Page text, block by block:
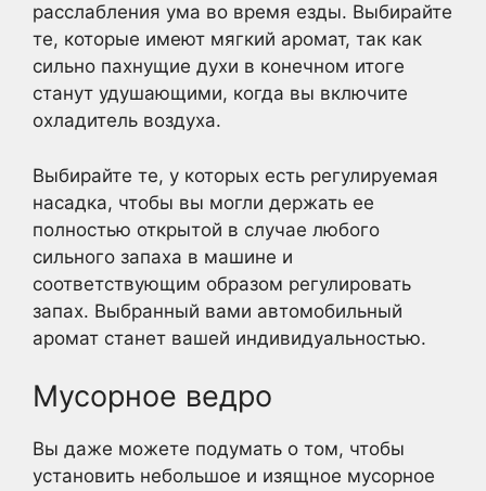
расслабления ума во время езды. Выбирайте
те, которые имеют мягкий аромат, так как
сильно пахнущие духи в конечном итоге
станут удушающими, когда вы включите
охладитель воздуха.
Выбирайте те, у которых есть регулируемая
насадка, чтобы вы могли держать ее
полностью открытой в случае любого
сильного запаха в машине и
соответствующим образом регулировать
запах. Выбранный вами автомобильный
аромат станет вашей индивидуальностью.
Мусорное ведро
Вы даже можете подумать о том, чтобы
установить небольшое и изящное мусорное